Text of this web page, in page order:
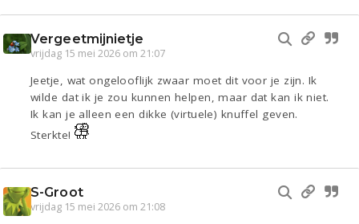
Vergeetmijnietje
vrijdag 15 mei 2026 om 21:07
Jeetje, wat ongelooflijk zwaar moet dit voor je zijn. Ik
wilde dat ik je zou kunnen helpen, maar dat kan ik niet.
Ik kan je alleen een dikke (virtuele) knuffel geven.
Sterkte!
S-Groot
vrijdag 15 mei 2026 om 21:08